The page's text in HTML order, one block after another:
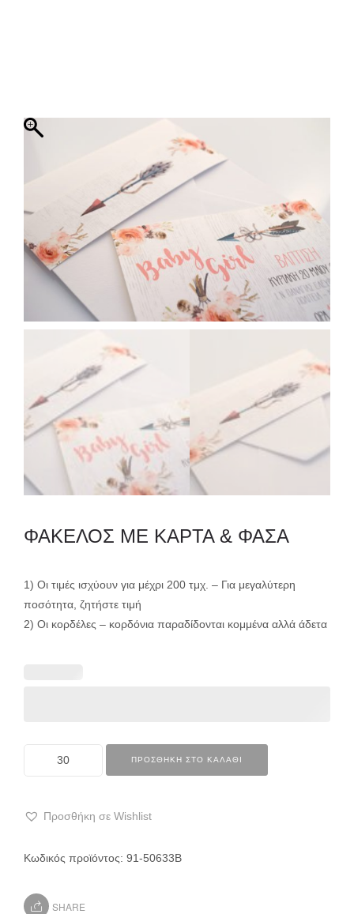
ΦΑΚΕΛΟΣ ΜΕ ΚΑΡΤΑ & ΦΑΣΑ
1) Οι τιμές ισχύουν για μέχρι 200 τμχ. – Για μεγαλύτερη
ποσότητα, ζητήστε τιμή
2) Οι κορδέλες – κορδόνια παραδίδονται κομμένα αλλά άδετα
ΠΡΟΣΘΉΚΗ ΣΤΟ ΚΑΛΆΘΙ
Προσθήκη σε Wishlist
Κωδικός προϊόντος: 91-50633Β
SHARE